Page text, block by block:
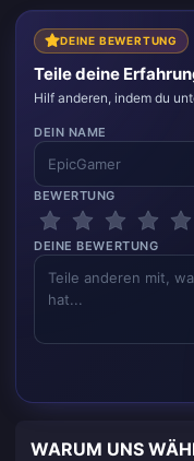
DEINE BEWERTUNG
Teile deine
Hilf anderen, indem du
DEIN NAME
BEWERTUNG
DEINE BEWERTUNG
WARUM UNS